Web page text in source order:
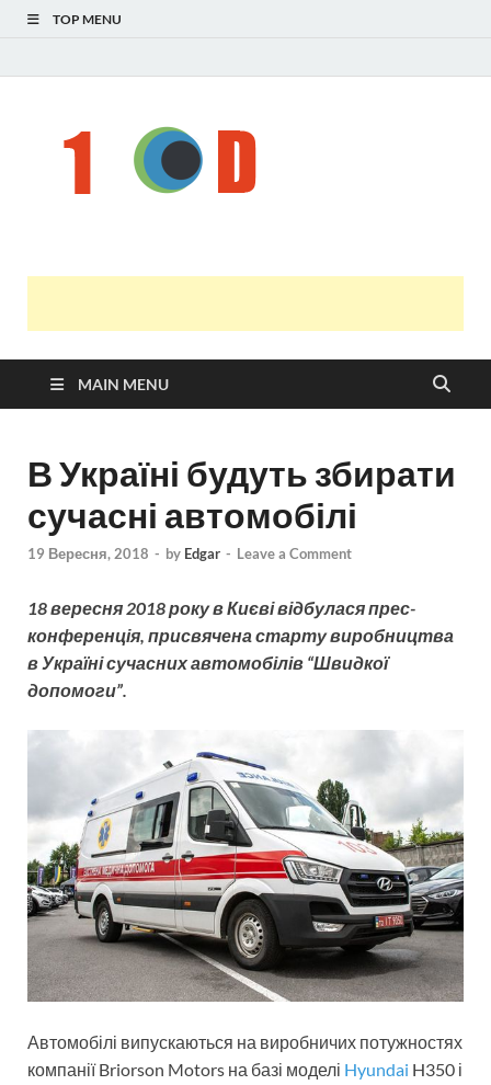
TOP MENU
MAIN MENU
В Україні будуть збирати
сучасні автомобілі
19 Вересня, 2018 - by Edgar - Leave a Comment
18 вересня 2018 року в Києві відбулася прес-
конференція, присвячена старту виробництва
в Україні сучасних автомобілів “Швидкої
допомоги”.
Автомобілі випускаються на виробничих потужностях
компанії Briorson Motors на базі моделі Hyundai H350 і